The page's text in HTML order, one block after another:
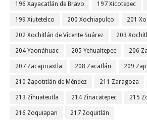
196 Xayacatlán de Bravo 197 Xicotepec
199 Xiutetelco 200 Xochiapulco 201
202 Xochitlán de Vicente Suárez 203
204 Yaonáhuac 205 Yehualtepec 206
207 Zacapoaxtla 208 Zacatlán 209
210 Zapotitlán de Méndez 211 Zaragoza
213 Zihuateutla 214 Zinacatepec 215
216 Zoquiapan 217 Zoquitlán